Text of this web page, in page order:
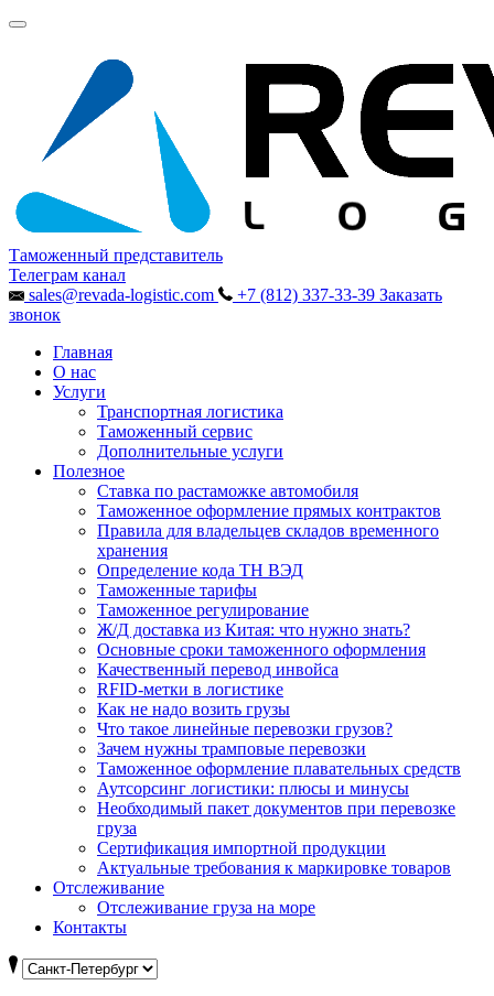
Таможенный представитель
Телеграм канал
sales@revada-logistic.com
+7 (812) 337-33-39 Заказать
звонок
Главная
О нас
Услуги
Транспортная логистика
Таможенный сервис
Дополнительные услуги
Полезное
Ставка по растаможке автомобиля
Таможенное оформление прямых контрактов
Правила для владельцев складов временного
хранения
Определение кода ТН ВЭД
Таможенные тарифы
Таможенное регулирование
Ж/Д доставка из Китая: что нужно знать?
Основные сроки таможенного оформления
Качественный перевод инвойса
RFID-метки в логистике
Как не надо возить грузы
Что такое линейные перевозки грузов?
Зачем нужны трамповые перевозки
Таможенное оформление плавательных средств
Аутсорсинг логистики: плюсы и минусы
Необходимый пакет документов при перевозке
груза
Cертификация импортной продукции
Актуальные требования к маркировке товаров
Отслеживание
Отслеживание груза на море
Контакты